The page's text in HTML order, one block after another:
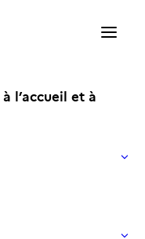
l’accueil et à